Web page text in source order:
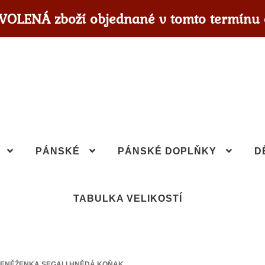
zboží objednané v tomto termínu
PÁNSKÉ PÁNSKÉ DOPLŇKY
TABULKA VELIKOSTÍ